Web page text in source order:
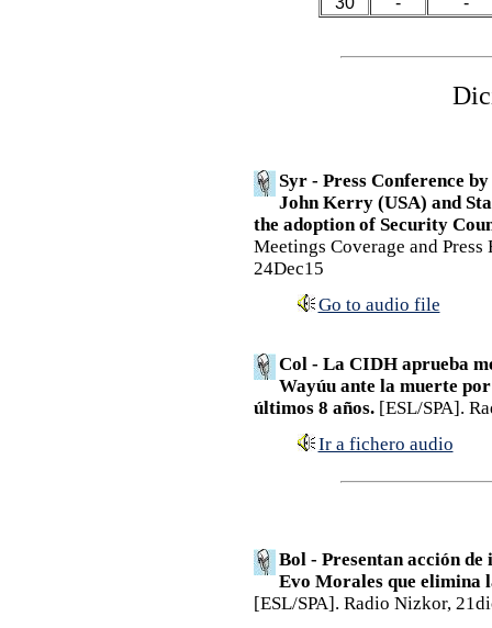
Syr - Press Conference
John Kerry (USA) and
the adoption of Security
Meetings Coverage and
24Dec15
Go to audio file
Col - La CIDH aprueba
Wayúu ante la muerte
últimos 8 años.[ESL/SPA].
Ir a fichero audio
Bol - Presentan acción
Evo Morales que elimina
[ESL/SPA]. Radio Nizkor,